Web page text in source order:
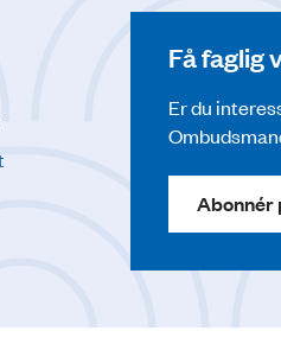
Få faglig
Er du
Abonnér